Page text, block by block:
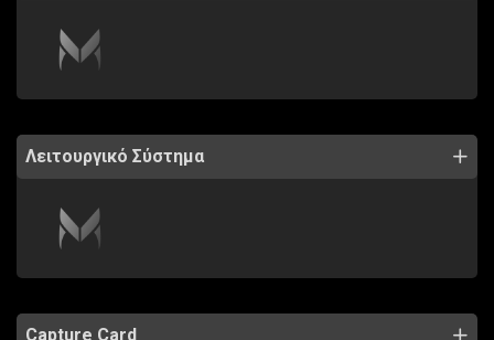
Λειτουργικό Σύστημα
Capture Card